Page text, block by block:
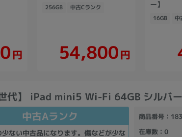
円
256GB 中古Cランク
54,800円
ー】
16GB 中
世代】 iPad mini5 Wi-Fi 64GB シルバ
中古Aランク
ない中古品になります。傷などが少な
商品番号：
在庫数：0